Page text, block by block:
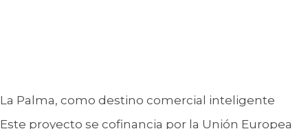
La Palma, como destino comercial inteligente
Este proyecto se cofinancia por la Unión Europea